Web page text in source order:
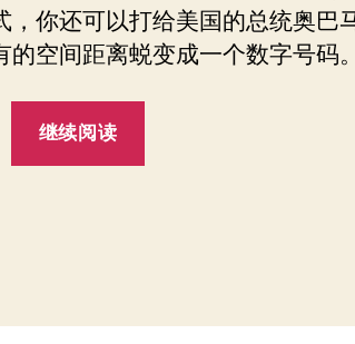
的
个
你还可以打给美国的总统奥巴
空间距离蜕变成一个数字号码。
继续阅读
独